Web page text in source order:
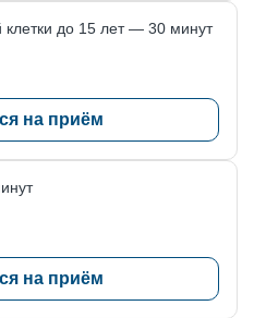
до 15 лет — 30 минут
на приём
на приём